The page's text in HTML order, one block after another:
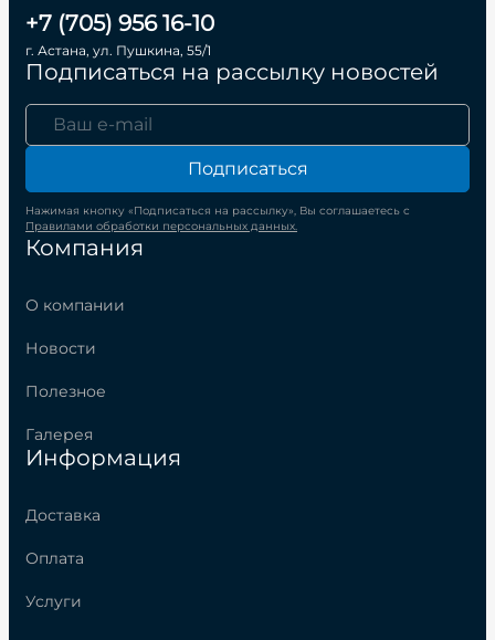
Компания
О компании
Новости
Полезное
Галерея
Информация
Доставка
Оплата
Услуги
+7 (705) 956 16-10
г. Астана, ул. Пушкина, 55/1
Подписаться на рассылку новостей
Подписаться
Нажимая кнопку «Подписаться на рассылку», Вы соглашаетесь с
Правилами обработки персональных данных.